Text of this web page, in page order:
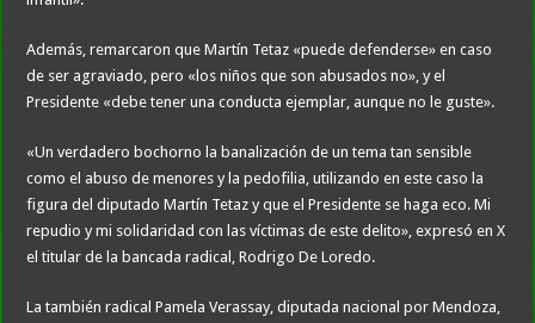
Además, remarcaron que Martín Tetaz «puede defenderse» en caso
de ser agraviado, pero «los niños que son abusados no», y el
Presidente «debe tener una conducta ejemplar, aunque no le guste».
«Un verdadero bochorno la banalización de un tema tan sensible
como el abuso de menores y la pedofilia, utilizando en este caso la
figura del diputado Martín Tetaz y que el Presidente se haga eco. Mi
repudio y mi solidaridad con las víctimas de este delito», expresó en X
el titular de la bancada radical, Rodrigo De Loredo.
La también radical Pamela Verassay, diputada nacional por Mendoza,